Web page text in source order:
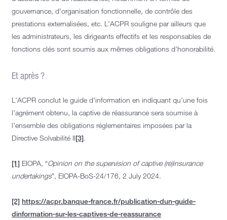
gouvernance, d’organisation fonctionnelle, de contrôle des
prestations externalisées, etc. L’ACPR souligne par ailleurs que
les administrateurs, les dirigeants effectifs et les responsables de
fonctions clés sont soumis aux mêmes obligations d’honorabilité.
Et après ?
L’ACPR conclut le guide d’information en indiquant qu’une fois
l’agrément obtenu, la captive de réassurance sera soumise à
l’ensemble des obligations réglementaires imposées par la
Directive Solvabilité II[3].
[1] EIOPA, “Opinion on the supervision of captive (re)insurance
undertakings”, EIOPA-BoS-24/176, 2 July 2024.
[2] https://acpr.banque-france.fr/publication-dun-guide-
dinformation-sur-les-captives-de-reassurance